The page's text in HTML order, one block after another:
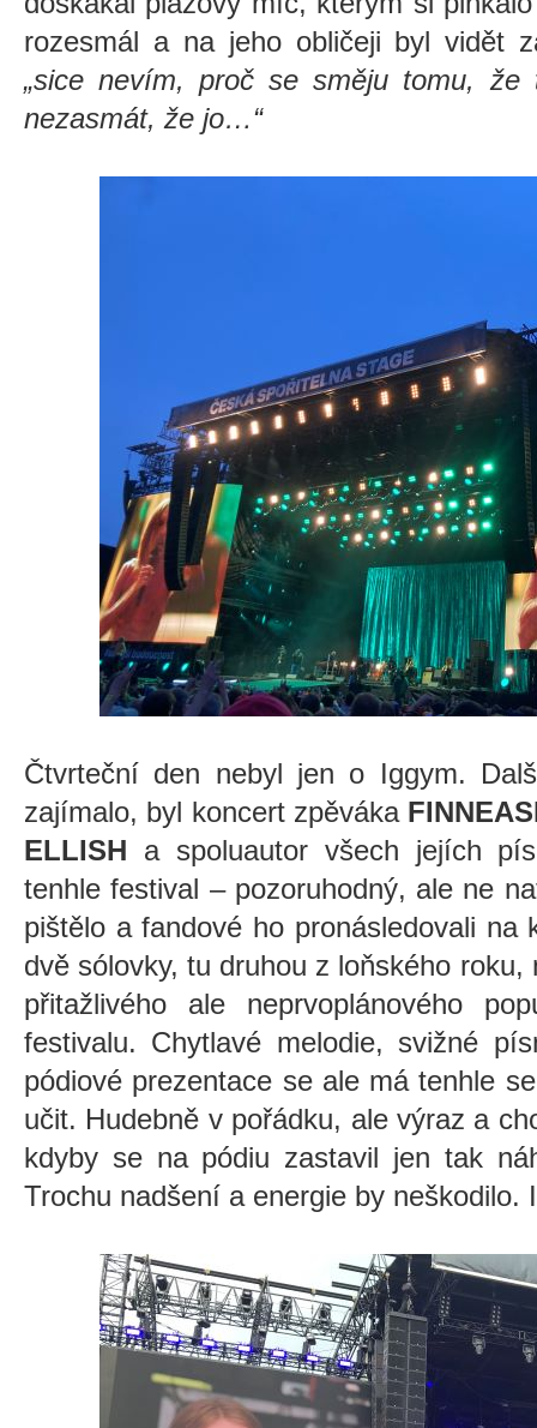
rozesmál a na jeho obličeji byl vidět
„sice nevím, proč se směju tomu,
nezasmát, že jo…“
Čtvrteční den nebyl jen o Iggym.
zajímalo, byl koncert zpěváka
ELLISH a spoluautor všech jejích
tenhle festival – pozoruhodný, ale ne
pištělo a fandové ho pronásledovali na
dvě sólovky, tu druhou z loňského
přitažlivého ale neprvoplánového
festivalu. Chytlavé melodie, svižné
pódiové prezentace se ale má tenhle
učit. Hudebně v pořádku, ale výraz a
kdyby se na pódiu zastavil jen tak
Trochu nadšení a energie by neškodilo.